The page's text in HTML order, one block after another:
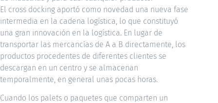
El cross docking aportó como novedad una nueva fase
intermedia en la cadena logística, lo que constituyó
una gran innovación en la logística. En lugar de
transportar las mercancías de A a B directamente, los
productos procedentes de diferentes clientes se
descargan en un centro y se almacenan
temporalmente, en general unas pocas horas.
Cuando los palets o paquetes que comparten un